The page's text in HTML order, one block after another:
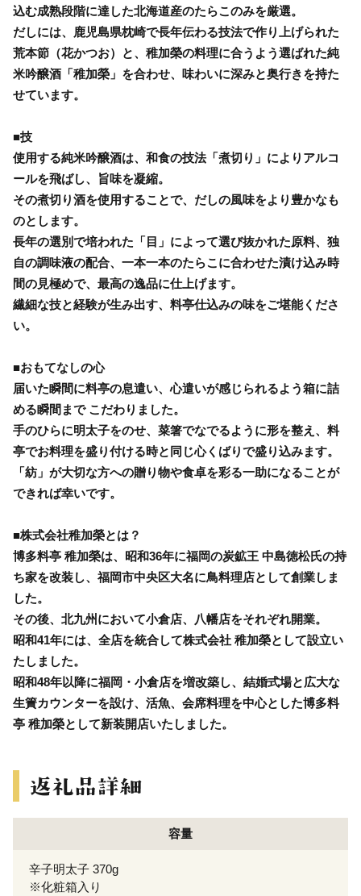
込む成熟段階に達した北海道産のたらこのみを厳選。
だしには、鹿児島県枕崎で長年伝わる技法で作り上げられた
荒本節（花かつお）と、稚加榮の料理に合うよう選ばれた純
米吟醸酒「稚加榮」を合わせ、味わいに深みと奥行きを持た
せています。
■技
使用する純米吟醸酒は、和食の技法「煮切り」によりアルコ
ールを飛ばし、旨味を凝縮。
その煮切り酒を使用することで、だしの風味をより豊かなも
のとします。
長年の選別で培われた「目」によって選び抜かれた原料、独
自の調味液の配合、一本一本のたらこに合わせた漬け込み時
間の見極めで、最高の逸品に仕上げます。
繊細な技と経験が生み出す、料亭仕込みの味をご堪能くださ
い。
■おもてなしの心
届いた瞬間に料亭の息遣い、心遣いが感じられるよう箱に詰
める瞬間まで こだわりました。
手のひらに明太子をのせ、菜箸でなでるように形を整え、料
亭でお料理を盛り付ける時と同じ心くばりで盛り込みます。
「紡」が大切な方への贈り物や食卓を彩る一助になることが
できれば幸いです。
■株式会社稚加榮とは？
博多料亭 稚加榮は、昭和36年に福岡の炭鉱王 中島徳松氏の持
ち家を改装し、福岡市中央区大名に鳥料理店として創業しま
した。
その後、北九州において小倉店、八幡店をそれぞれ開業。
昭和41年には、全店を統合して株式会社 稚加榮として設立い
たしました。
昭和48年以降に福岡・小倉店を増改築し、結婚式場と広大な
生簀カウンターを設け、活魚、会席料理を中心とした博多料
亭 稚加榮として新装開店いたしました。
容量
辛子明太子 370g
※化粧箱入り